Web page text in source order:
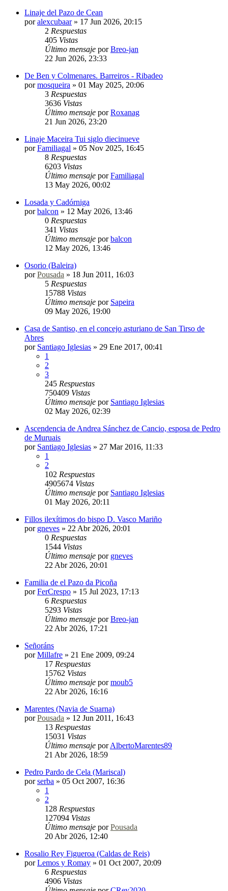
Linaje del Pazo de Cean
poralexcubaar» 17 Jun 2026, 20:15
2 Respuestas
405 Vistas
Último mensaje porBreo-jan
22 Jun 2026, 23:33
De Ben y Colmenares. Barreiros - Ribadeo
pormosqueira » 01 May 2025, 20:06
3 Respuestas
3636 Vistas
Último mensaje porRoxanag
21 Jun 2026, 23:20
Linaje Maceira Tui siglo diecinueve
porFamiliagal » 05 Nov 2025, 16:45
8 Respuestas
6203 Vistas
Último mensaje porFamiliagal
13 May 2026, 00:02
Losada y Cadórniga
porbalcon » 12 May 2026, 13:46
0 Respuestas
341 Vistas
Último mensaje porbalcon
12 May 2026, 13:46
Osorio (Baleira)
porPousada » 18 Jun 2011, 16:03
5 Respuestas
15788 Vistas
Último mensaje por Sapeira
09 May 2026, 19:00
Casa de Santiso, en el concejo asturiano de San Tirso de
Abres
por Santiago Iglesias » 29 Ene 2017, 00:41
1
2
3
245 Respuestas
750409 Vistas
Último mensaje por Santiago Iglesias
02 May 2026, 02:39
Ascendencia de Andrea Sánchez de Cancio, esposa de Pedro
de Muruais
por Santiago Iglesias » 27 Mar 2016, 11:33
1
2
102 Respuestas
4905674 Vistas
Último mensaje por Santiago Iglesias
01 May 2026, 20:11
Fillos ilexítimos do bispo D. Vasco Mariño
por gneves » 22 Abr 2026, 20:01
0 Respuestas
1544 Vistas
Último mensaje por gneves
22 Abr 2026, 20:01
Familia de el Pazo da Picoña
porFerCrespo » 15 Jul 2023, 17:13
6 Respuestas
5293 Vistas
Último mensaje porBreo-jan
22 Abr 2026, 17:21
Señoráns
porMillafre » 21 Ene 2009, 09:24
17 Respuestas
15762 Vistas
Último mensaje pormoub5
22 Abr 2026, 16:16
Marentes (Navia de Suarna)
porPousada » 12 Jun 2011, 16:43
13 Respuestas
15031 Vistas
Último mensaje porAlbertoMarentes89
21 Abr 2026, 18:59
Pedro Pardo de Cela (Mariscal)
porserba » 05 Oct 2007, 16:36
1
2
128 Respuestas
127094 Vistas
Último mensaje porPousada
20 Abr 2026, 12:40
Rosalio Rey Figueroa (Caldas de Reis)
porLemos y Romay » 01 Oct 2007, 20:09
6 Respuestas
4906 Vistas